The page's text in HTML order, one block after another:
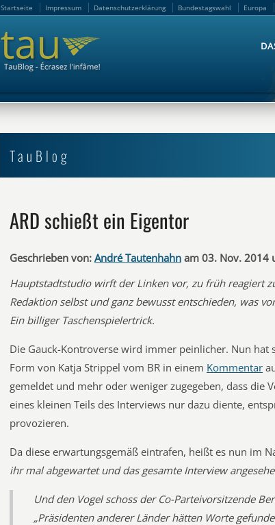
Startseite Impressum Datenschutzerklärung Bundestagswahl Europa
TauBlog
ARD schießt ein Eigentor
Geschrieben von: André Tautenhahn am 03. Nov. 2014
Hauptstadtstudio wirft der Linken vor, zu früh reagiert
Redaktion selbst und ganz bewusst entschieden, was
Ein billiger Taschenspielertrick.
Die Gauck-Kontroverse wird immer peinlicher. Nun hat
Form von Katja Strippel vom BR in einem Kommentar
gemeldet und mehr oder weniger zugegeben, dass die
eines kleinen Teils des Interviews nur dazu diente,
provozieren.
Da diese erwartungsgemäß eintrafen, heißt es nun im
ihr mal abgewartet und das gesamte Interview
Und den Vogel schoss der Co-Parteivorsitzende
„Präsidenten anderer Länder hätten Worte
Startseite Impressum Datenschutzerklärung Bundestagswahl Europa